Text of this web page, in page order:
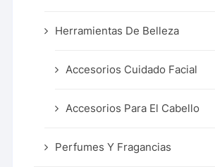
Herramientas De Belleza
Accesorios Cuidado Facial
Accesorios Para El Cabello
Perfumes Y Fragancias